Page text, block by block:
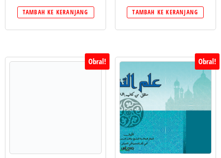
TAMBAH KE KERANJANG TAMBAH KE KERANJANG
Obral! Obral!